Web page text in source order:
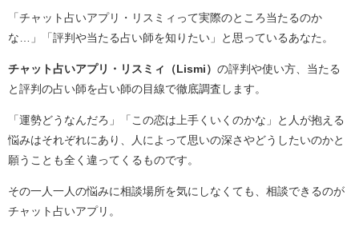
「チャット占いアプリ・リスミィって実際のところ当たるのか
な…」「評判や当たる占い師を知りたい」と思っているあなた。
チャット占いアプリ・リスミィ（Lismi） の評判や使い方、当たる
と評判の占い師を占い師の目線で徹底調査します。
「運勢どうなんだろ」「この恋は上手くいくのかな」と人が抱える
悩みはそれぞれにあり、人によって思いの深さやどうしたいのかと
願うことも全く違ってくるものです。
その一人一人の悩みに相談場所を気にしなくても、相談できるのが
チャット占いアプリ。